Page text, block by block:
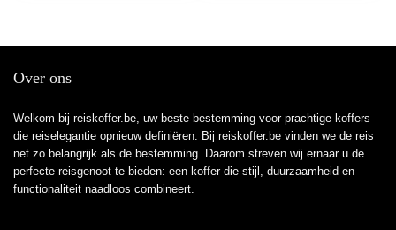
Over ons
Welkom bij reiskoffer.be, uw beste bestemming voor prachtige koffers
die reiselegantie opnieuw definiëren. Bij reiskoffer.be vinden we de reis
net zo belangrijk als de bestemming. Daarom streven wij ernaar u de
perfecte reisgenoot te bieden: een koffer die stijl, duurzaamheid en
functionaliteit naadloos combineert.